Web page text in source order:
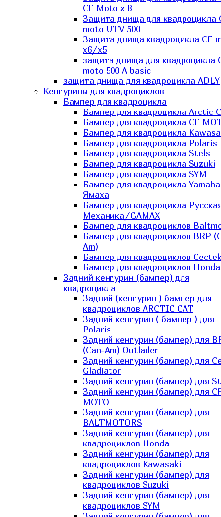
CF Moto z 8
Защита днища для квадроцикла
moto UTV 500
Защита днища квадроцикла СF
x6/x5
защита днища для квадроцикла
moto 500 A basic
защита днища для квадроцикла ADLY
Кенгурины для квадроциклов
Бампер для квадроцикла
Бампер для квадроцикла Arctic
Бампер для квадроцикла CF
Бампер для квадроцикла
Бампер для квадроцикла Polaris
Бампер для квадроцикла Stels
Бампер для квадроцикла Suzuki
Бампер для квадроцикла SYM
Бампер для квадроцикла Yamaha
Ямаха
Бампер для квадроцикла
Механика/GAMAX
Бампер для квадроциклов
Бампер для квадроциклов BRP
Am)
Бампер для квадроциклов Cectek
Бампер для квадроциклов Honda
Задний кенгурин (бампер) для
квадроцикла
Задний (кенгурин ) бампер для
квадроциклов ARCTIC CAT
Задний кенгурин ( бампер ) для
Polaris
Задний кенгурин (бампер) для
(Can-Am) Outlader
Задний кенгурин (бампер) для
Gladiator
Задний кенгурин (бампер) для
Задний кенгурин (бампер) для
MOTO
Задний кенгурин (бампер) для
BALTMOTORS
Задний кенгурин (бампер) для
квадроциклов Honda
Задний кенгурин (бампер) для
квадроциклов Kawasaki
Задний кенгурин (бампер) для
квадроциклов Suzuki
Задний кенгурин (бампер) для
квадроциклов SYM